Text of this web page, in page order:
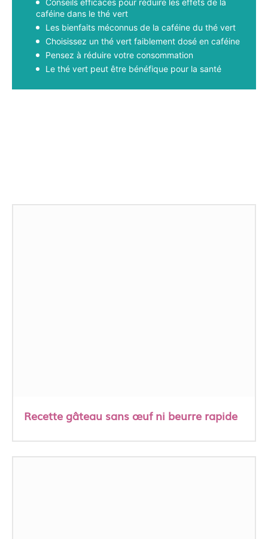
Conseils efficaces pour réduire les effets de la
caféine dans le thé vert
Les bienfaits méconnus de la caféine du thé vert
Choisissez un thé vert faiblement dosé en caféine
Pensez à réduire votre consommation
Le thé vert peut être bénéfique pour la santé
Recette gâteau sans œuf ni beurre rapide